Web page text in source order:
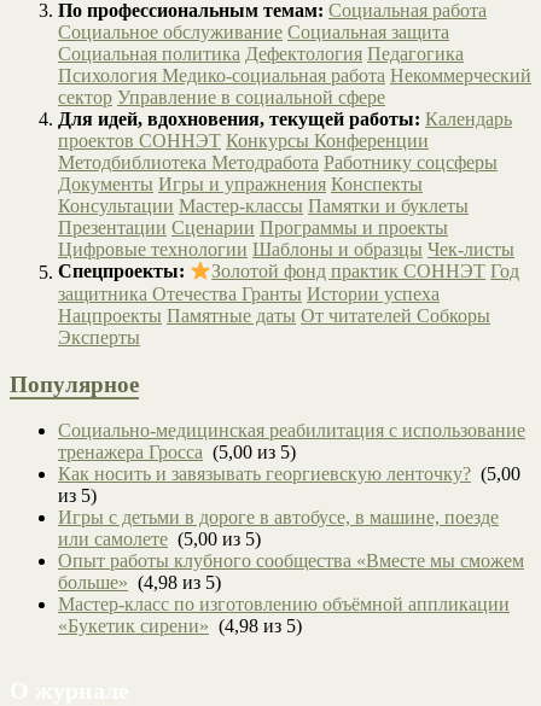
По профессиональным темам: Социальная работа
Социальное обслуживание Социальная защита
Социальная политика Дефектология Педагогика
Психология Медико-социальная работа Некоммерческий
сектор Управление в социальной сфере
Для идей, вдохновения, текущей работы: Календарь
проектов СОННЭТ Конкурсы Конференции
Методбиблиотека Методработа Работнику соцсферы
Документы Игры и упражнения Конспекты
Консультации Мастер-классы Памятки и буклеты
Презентации Сценарии Программы и проекты
Цифровые технологии Шаблоны и образцы Чек-листы
Спецпроекты:
Золотой фонд практик СОННЭТ Год
защитника Отечества Гранты Истории успеха
Нацпроекты Памятные даты От читателей Собкоры
Эксперты
Популярное
Социально-медицинская реабилитация с использование
тренажера Гросса (5,00 из 5)
Как носить и завязывать георгиевскую ленточку? (5,00
из 5)
Игры с детьми в дороге в автобусе, в машине, поезде
или самолете (5,00 из 5)
Опыт работы клубного сообщества «Вместе мы сможем
больше» (4,98 из 5)
Мастер-класс по изготовлению объёмной аппликации
«Букетик сирени» (4,98 из 5)